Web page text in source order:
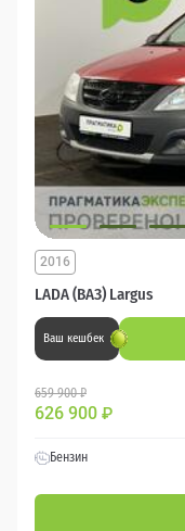
LADA (ВАЗ) Largus
2016
Ваш кешбек
659 900 ₽
626 900 ₽
Бензин